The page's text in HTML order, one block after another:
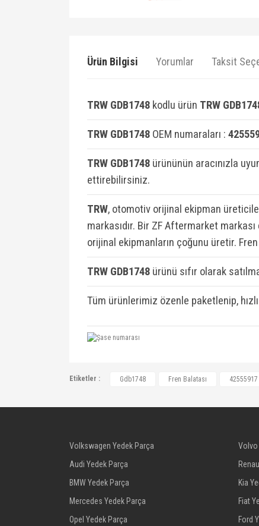
Ürün Bilgisi Yorumlar Taksit
TRW GDB1748 kodlu ürün TRW
TRW GDB1748 OEM numaraları :
TRW GDB1748 ürününün aracınızla
ettirebilirsiniz.
TRW, otomotiv orijinal ekipman
markasıdır. Bir ZF Aftermarket
orijinal ekipmanların çoğunu üretir.
TRW GDB1748 ürünü sıfır olarak
Tüm ürünlerimiz özenle paketlenip,
Etiketler : Gdb1748 Fren Balatası 42555917
Volkswagen Yedek Parça
Audi Yedek Parça
BMW Yedek Parça
Mercedes Yedek Parça
Opel Yedek Parça
Volvo
Kia
Fiat
Ford